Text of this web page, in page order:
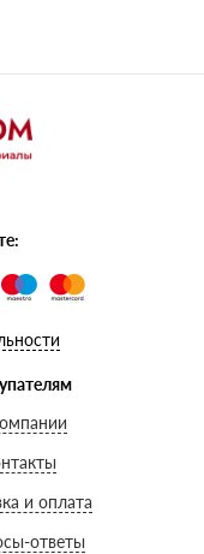
и оплата
ответы